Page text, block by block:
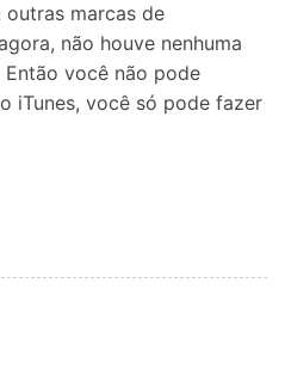
marcas de
não houve nenhuma
você não pode
iTunes, você só pode fazer